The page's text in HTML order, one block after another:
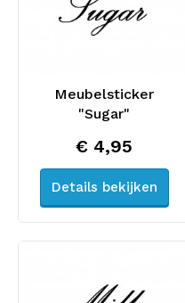
Meubelsticker
"Sugar"
€ 4,95
Details bekijken